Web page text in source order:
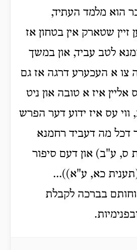
הוא מלמד העתיד,
זיין שטארק אין בטחון אז
לטב עביד, און במשך
צו א העכערע דרגה אז גם
איז א טובה און ניט
עס איז ידוע דער הפרש
דכל מה דעביד רחמנא
ס, ע"ב) און דעם סיפור
(תענית כא, ע"א))...
בברכה לקבלת